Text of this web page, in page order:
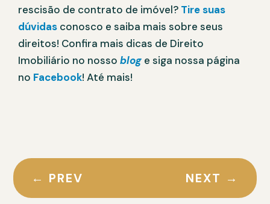
rescisão de contrato de imóvel? Tire suas
dúvidas conosco e saiba mais sobre seus
direitos! Confira mais dicas de Direito
Imobiliário no nosso blog e siga nossa página
no Facebook! Até mais!
← PREV NEXT →